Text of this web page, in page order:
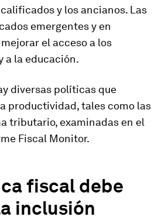
y los ancianos. Las
emergentes y en
el acceso a los
a la educación.
diversas políticas que
productividad, tales como las
tributario, examinadas en el
Fiscal Monitor.
fiscal debe
inclusión